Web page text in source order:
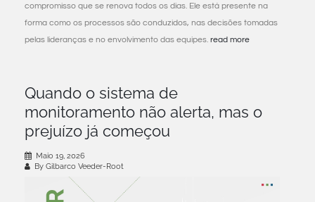
compromisso que se renova todos os dias. Ele está presente na
forma como os processos são conduzidos, nas decisões tomadas
pelas lideranças e no envolvimento das equipes. read more
Quando o sistema de
monitoramento não alerta, mas o
prejuízo já começou
Maio 19, 2026
By Gilbarco Veeder-Root